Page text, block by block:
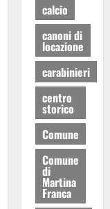
calcio
canoni di
locazione
carabinieri
centro
storico
Comune
Comune
di
Martina
Franca